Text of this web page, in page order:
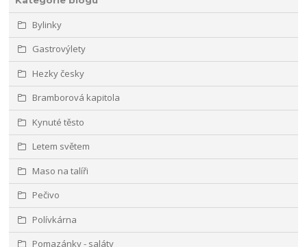
Bylinky
Gastrovýlety
Hezky česky
Bramborová kapitola
Kynuté těsto
Letem světem
Maso na talíři
Pečivo
Polívkárna
Pomazánky - saláty